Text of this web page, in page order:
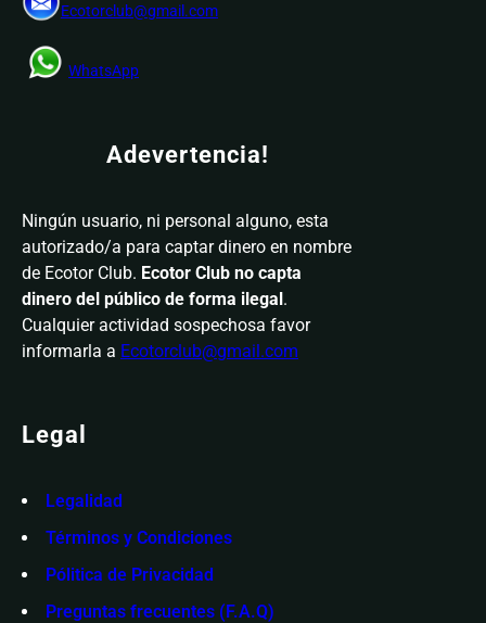
Ecotorclub@gmail.com
WhatsApp
Adevertencia!
Ningún usuario, ni personal alguno, esta
autorizado/a para captar dinero en nombre
de Ecotor Club. Ecotor Club no capta
dinero del público de forma ilegal.
Cualquier actividad sospechosa favor
informarla a Ecotorclub@gmail.com
Legal
Legalidad
Términos y Condiciones
Pólitica de Privacidad
Preguntas frecuentes (F.A.Q)